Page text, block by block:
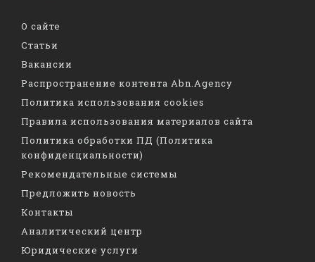
О сайте
Статьи
Вакансии
Распространение контента Abn.Agency
Политика использования cookies
Правила использования материалов сайта
Политика обработки ПД (Политика
конфиденциальности)
Рекомендательные системы
Предложить новость
Контакты
Аналитический центр
Юридические услуги